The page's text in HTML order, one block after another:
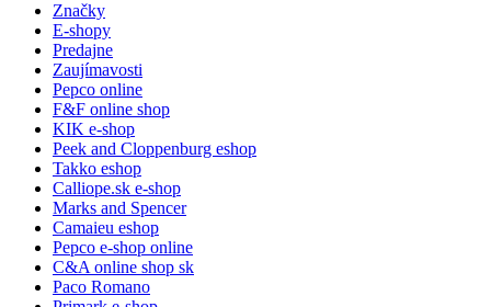
Značky
E-shopy
Predajne
Zaujímavosti
Pepco online
F&F online shop
KIK e-shop
Peek and Cloppenburg eshop
Takko eshop
Calliope.sk e-shop
Marks and Spencer
Camaieu eshop
Pepco e-shop online
C&A online shop sk
Paco Romano